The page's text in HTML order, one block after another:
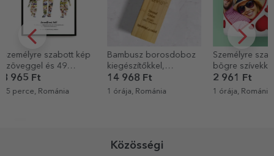
Bambusz borosdoboz
kiegészítőkkel,
személyre szabott
üzenettel – Boldog
14 968 Ft
1 órája, Románia
Személyre szabott
bögre szívekkel és
fotóval
2 961 Ft
1 órája, Románia
Személyre
és
hírek
880 Ft
1 órája,
Közösségi